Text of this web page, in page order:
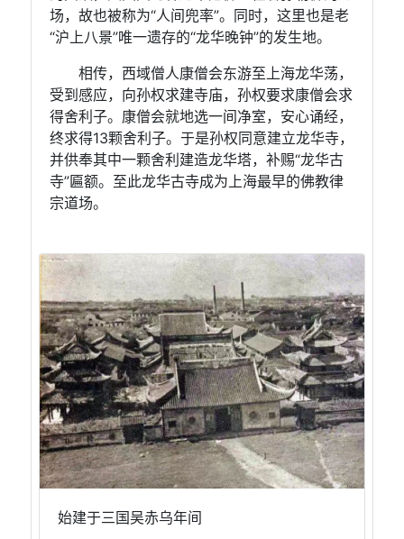
场，故也被称为“⼈间兜率”。同时，这⾥也是⽼
“沪上⼋景”唯⼀遗存的“⻰华晚钟”的发⽣地。
相传，西域僧⼈康僧会东游⾄上海⻰华荡，
受到感应，向孙权求建寺庙，孙权要求康僧会求
得舍利⼦。康僧会就地选⼀间净室，安⼼诵经，
终求得13颗舍利⼦。于是孙权同意建⽴⻰华寺，
并供奉其中⼀颗舍利建造⻰华塔，补赐“⻰华古
寺”匾额。⾄此⻰华古寺成为上海最早的佛教律
宗道场。
始建于三国吴⾚乌年间